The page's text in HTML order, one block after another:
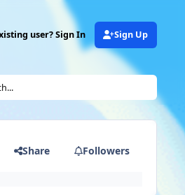
user? Sign In Sign Up
Share Followers